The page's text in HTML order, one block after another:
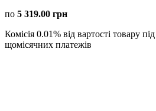
по 5 319.00 грн
Комісія 0.01% від вартості товару
щомісячних платежів